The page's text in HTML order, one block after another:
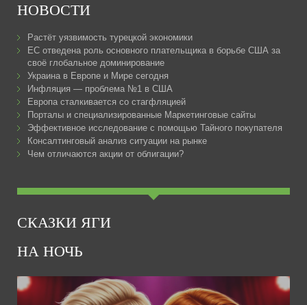
НОВОСТИ
Растёт уязвимость турецкой экономики
ЕС отведена роль основного плательщика в борьбе США за
своё глобальное доминирование
Украина в Европе и Мире сегодня
Инфляция — проблема №1 в США
Европа сталкивается со стагфляцией
Порталы и специализированные Маркетинговые сайты
Эффективное исследование с помощью Тайного покупателя
Консалтинговый анализ ситуации на рынке
Чем отличаются акции от облигации?
СКАЗКИ ЯГИ
НА НОЧЬ